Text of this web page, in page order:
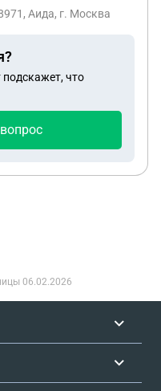
Аида, г. Москва
что
06.02.2026